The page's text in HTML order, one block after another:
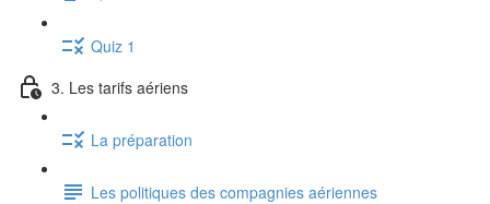
Quiz 1
3. Les tarifs aériens
La préparation
Les politiques des compagnies aériennes